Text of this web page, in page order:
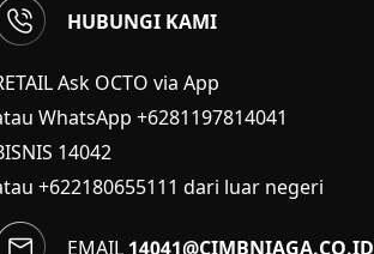
HUBUNGI KAMI
Ask OCTO via App
WhatsApp +6281197814041
14042
+622180655111 dari luar negeri
EMAIL 14041@CIMBNIAGA.CO.ID